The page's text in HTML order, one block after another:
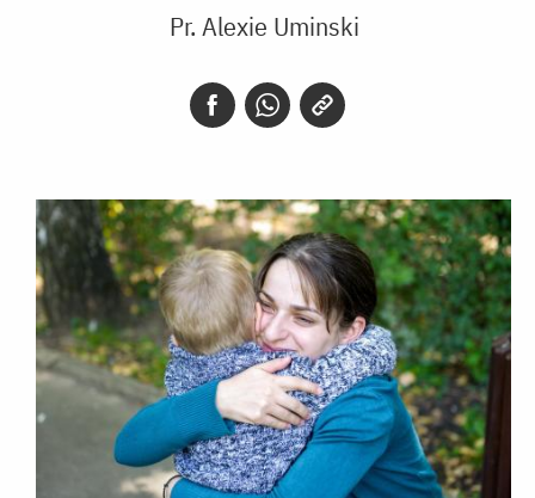
Pr. Alexie Uminski